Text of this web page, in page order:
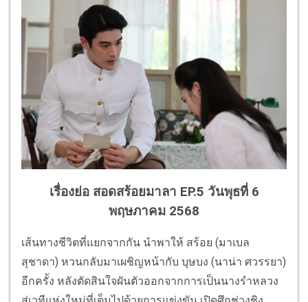
เรื่องย่อ สอดสร้อยมาลา EP.5 วันพุธที่ 6
พฤษภาคม 2568
เส้นทางชีวิตที่แยกจากกัน นำพาให้ สร้อย (มาเบล
สุชาดา) หวนกลับมาเผชิญหน้ากับ บุษบง (นาน่า ศวรรยา)
อีกครั้ง หลังตัดสินใจผันตัวออกจากการเป็นนางรำหลวง